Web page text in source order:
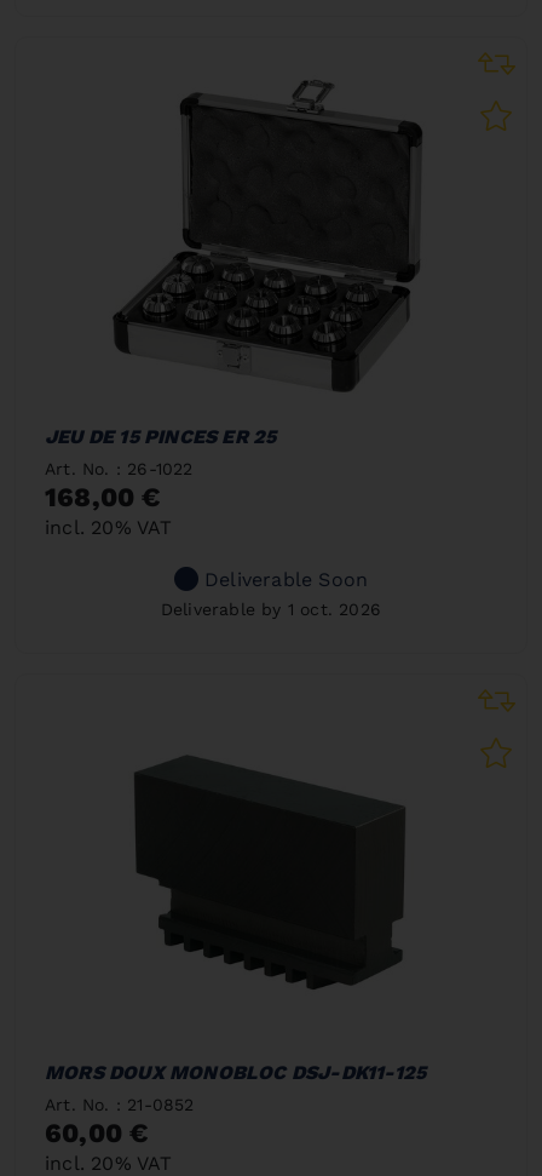
JEU DE 15 PINCES ER 25
Art. No. : 26-1022
168,00 €
incl. 20% VAT
Deliverable Soon
Deliverable by 1 oct. 2026
MORS DOUX MONOBLOC DSJ-DK11-125
Art. No. : 21-0852
60,00 €
incl. 20% VAT